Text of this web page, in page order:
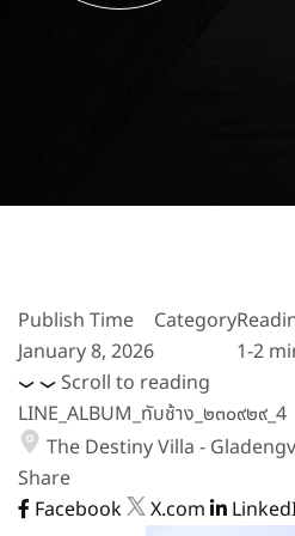
Publish Time
January 8, 2026
Category
1-2
Scroll to reading
LINE_ALBUM_ทับช้าง_๒๓๐๙๒๙_4
The Destiny Villa -
Share
Facebook
X.com